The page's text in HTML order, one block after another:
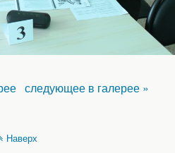
следующее в галерее »
Наверх